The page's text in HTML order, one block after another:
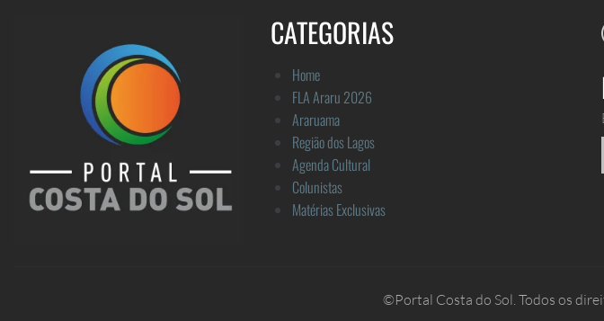
CATEGORIAS
Home
FLA Araru 2026
Araruama
Região dos Lagos
Agenda Cultural
Colunistas
Matérias Exclusivas
©Portal Costa do Sol. Todos os